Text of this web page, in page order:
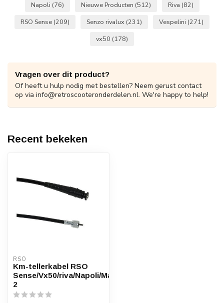
Napoli (76) Nieuwe Producten (512) Riva (82)
RSO Sense (209) Senzo rivalux (231) Vespelini (271)
vx50 (178)
Vragen over dit product?
Of heeft u hulp nodig met bestellen? Neem gerust contact
op via info@retroscooteronderdelen.nl. We're happy to help!
Recent bekeken
RSO
Km-tellerkabel RSO
Sense/Vx50/riva/Napoli/Maple-
2